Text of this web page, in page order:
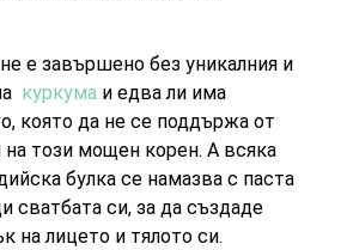
е завършено без уникалния и
куркума и едва ли има
която да не се поддържа от
на този мощен корен. А всяка
булка се намазва с паста
сватбата си, за да създаде
на лицето и тялото си.